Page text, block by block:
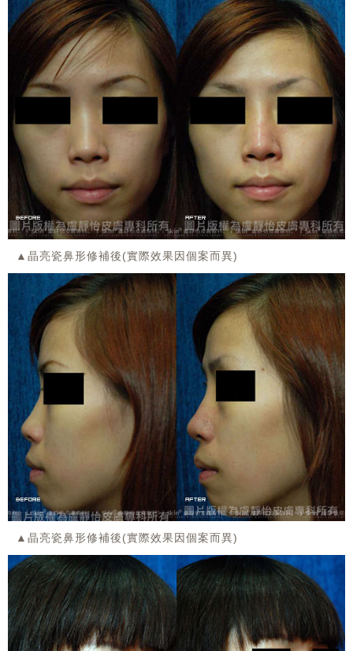
▲晶亮瓷鼻形修補後(實際效果因個案而異)
▲晶亮瓷鼻形修補後(實際效果因個案而異)